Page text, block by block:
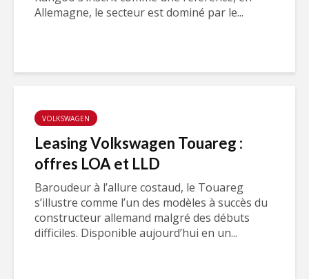
Allemagne, le secteur est dominé par le...
VOLKSWAGEN
Leasing Volkswagen Touareg :
offres LOA et LLD
Baroudeur à l’allure costaud, le Touareg
s’illustre comme l’un des modèles à succès du
constructeur allemand malgré des débuts
difficiles. Disponible aujourd’hui en un...